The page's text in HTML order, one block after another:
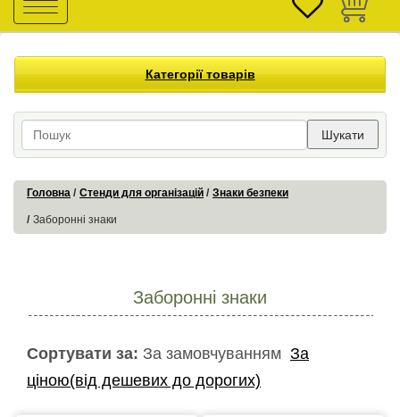
Toggle
navigation
Категорії товарів
Шукати
Головна Стенди для організацій Знаки безпеки
Заборонні знаки
Заборонні знаки
Сортувати за: За замовчуванням За
ціною(від дешевих до дорогих)